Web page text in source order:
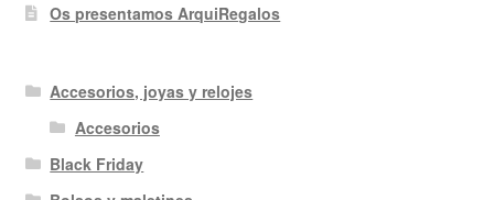
Os presentamos ArquiRegalos
Accesorios, joyas y relojes
Accesorios
Black Friday